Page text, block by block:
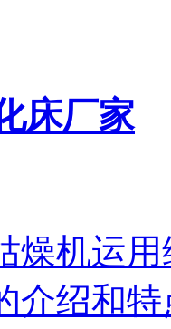
床厂家
燥机运
介绍和特